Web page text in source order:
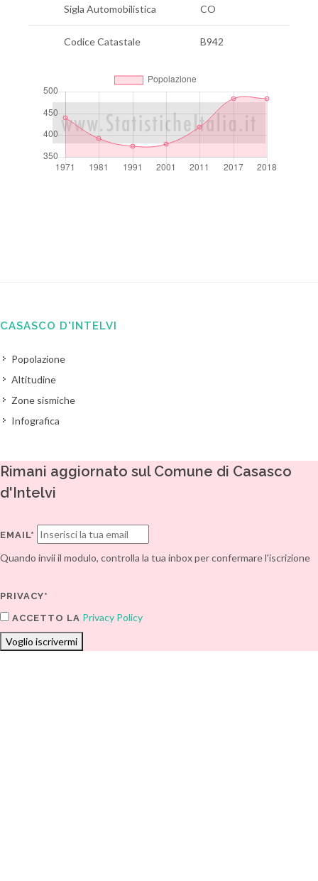
Sigla Automobilistica CO
Codice Catastale B942
CASASCO D'INTELVI
Popolazione
Altitudine
Zone sismiche
Infografica
Rimani aggiornato sul Comune di Casasco
d'Intelvi
EMAIL*
Quando invii il modulo, controlla la tua inbox per confermare l'iscrizione
PRIVACY*
ACCETTO LA Privacy Policy
Voglio iscrivermi